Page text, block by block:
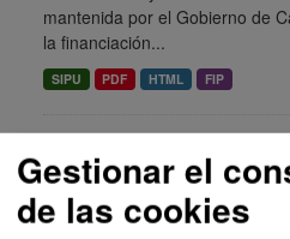
mantenida por el Gobierno de
la financiación...
SIPU PDF HTML FIP
Planeamiento urbanístico
Planeamiento urbanístico
Vilaflor . Esta información es
Gestionar el
de las cookies